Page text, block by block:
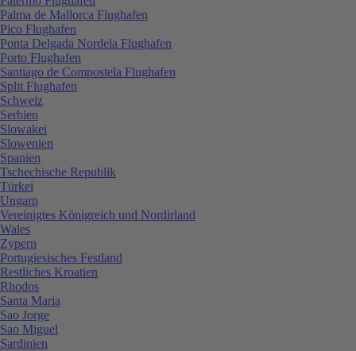
Palma de Mallorca Flughafen
Pico Flughafen
Ponta Delgada Nordela Flughafen
Porto Flughafen
Santiago de Compostela Flughafen
Split Flughafen
Schweiz
Serbien
Slowakei
Slowenien
Spanien
Tschechische Republik
Türkei
Ungarn
Vereinigtes Königreich und Nordirland
Wales
Zypern
Portugiesisches Festland
Restliches Kroatien
Rhodos
Santa Maria
Sao Jorge
Sao Miguel
Sardinien